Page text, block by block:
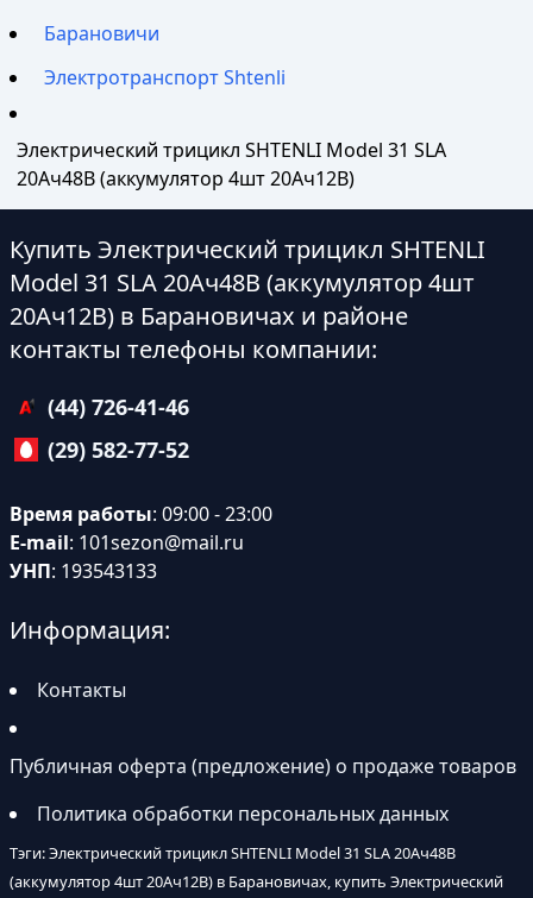
Барановичи
Электротранспорт Shtenli
Электрический трицикл SHTENLI Model 31 SLA
20Ач48В (аккумулятор 4шт 20Ач12В)
Купить Электрический трицикл SHTENLI
Model 31 SLA 20Ач48В (аккумулятор 4шт
20Ач12В) в Барановичах и районе
контакты телефоны компании:
(44) 726-41-46
(29) 582-77-52
Время работы: 09:00 - 23:00
E-mail: 101sezon@mail.ru
УНП: 193543133
Информация:
Контакты
Публичная оферта (предложение) о продаже товаров
Политика обработки персональных данных
Тэги: Электрический трицикл SHTENLI Model 31 SLA 20Ач48В
(аккумулятор 4шт 20Ач12В) в Барановичах, купить Электрический